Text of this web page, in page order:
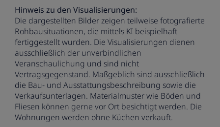
Hinweis zu den Visualisierungen:
Die dargestellten Bilder zeigen teilweise fotografierte
Rohbausituationen, die mittels KI beispielhaft
fertiggestellt wurden. Die Visualisierungen dienen
ausschließlich der unverbindlichen
Veranschaulichung und sind nicht
Vertragsgegenstand. Maßgeblich sind ausschließlich
die Bau- und Ausstattungsbeschreibung sowie die
Verkaufsunterlagen. Materialmuster wie Böden und
Fliesen können gerne vor Ort besichtigt werden. Die
Wohnungen werden ohne Küchen verkauft.